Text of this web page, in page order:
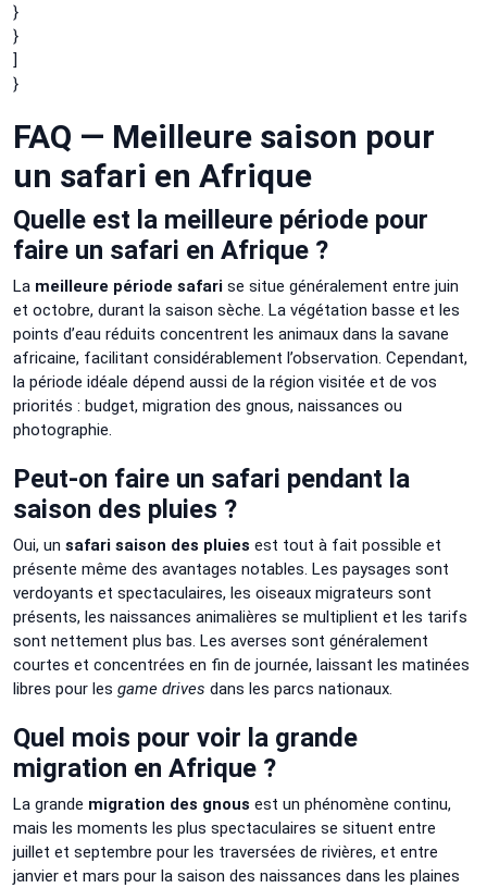
}
}
]
}
FAQ — Meilleure saison pour
un safari en Afrique
Quelle est la meilleure période pour
faire un safari en Afrique ?
La meilleure période safari se situe généralement entre juin
et octobre, durant la saison sèche. La végétation basse et les
points d’eau réduits concentrent les animaux dans la savane
africaine, facilitant considérablement l’observation. Cependant,
la période idéale dépend aussi de la région visitée et de vos
priorités : budget, migration des gnous, naissances ou
photographie.
Peut-on faire un safari pendant la
saison des pluies ?
Oui, un safari saison des pluies est tout à fait possible et
présente même des avantages notables. Les paysages sont
verdoyants et spectaculaires, les oiseaux migrateurs sont
présents, les naissances animalières se multiplient et les tarifs
sont nettement plus bas. Les averses sont généralement
courtes et concentrées en fin de journée, laissant les matinées
libres pour les game drives dans les parcs nationaux.
Quel mois pour voir la grande
migration en Afrique ?
La grande migration des gnous est un phénomène continu,
mais les moments les plus spectaculaires se situent entre
juillet et septembre pour les traversées de rivières, et entre
janvier et mars pour la saison des naissances dans les plaines